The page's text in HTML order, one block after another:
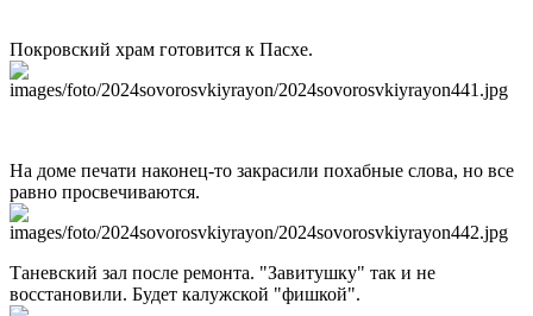
Покровский храм готовится к Пасхе.
На доме печати наконец-то закрасили похабные слова, но все
равно просвечиваются.
Таневский зал после ремонта. "Завитушку" так и не
восстановили. Будет калужской "фишкой".